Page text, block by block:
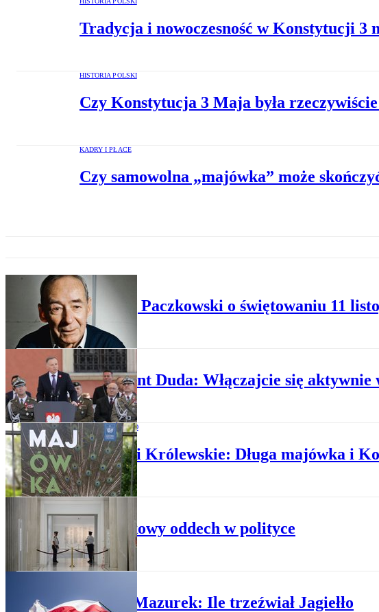
Tradycja i nowoczesność w Konstytucji 3
HISTORIA POLSKI
Czy Konstytucja 3 Maja była
KADRY I PŁACE
Czy samowolna „majówka” może
PLUS MINUS
Andrzej Paczkowski o świętowaniu 11
POLITYKA
Prezydent Duda: Włączajcie się
SPOŁECZEŃSTWO
Łazienki Królewskie: Długa majówka i
POLITYKA
Majówkowy oddech w polityce
Robert Mazurek: Ile trzeźwiał Jagiełło